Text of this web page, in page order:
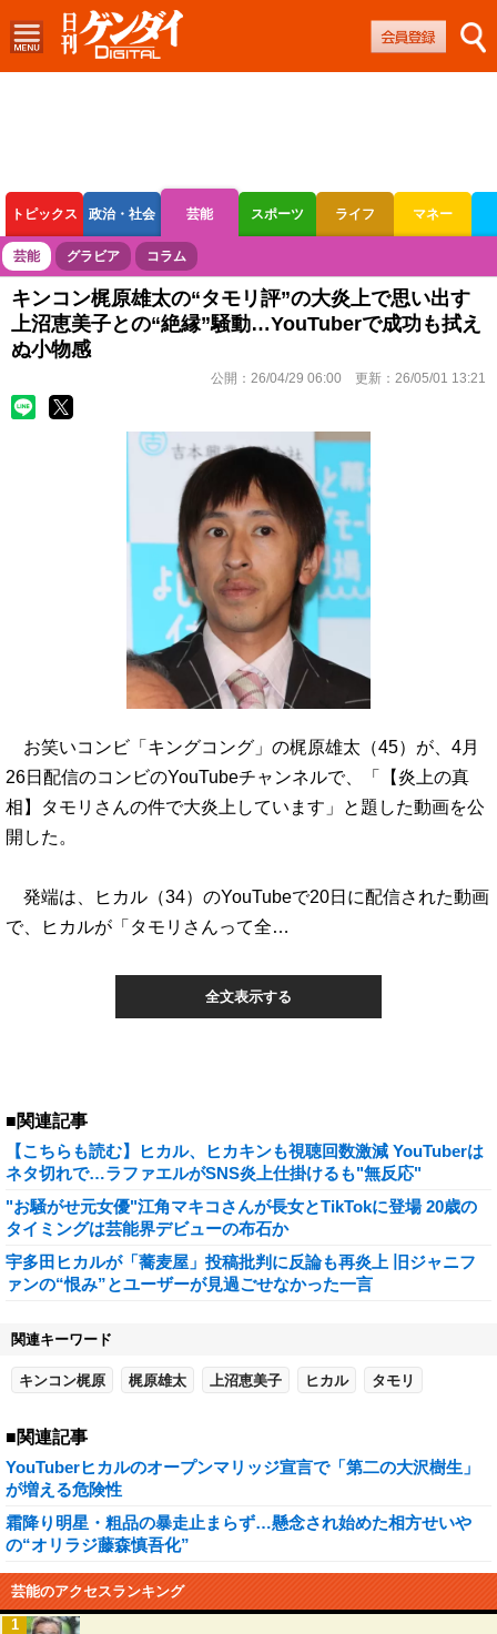
トピックス 政治・社会 芸能 スポーツ ライフ マネー
ボートレース 競輪 オートレース
芸能 グラビア コラム
キンコン梶原雄太の“タモリ評”の大炎上で思い出す
上沼恵美子との“絶縁”騒動…YouTuberで成功も拭え
ぬ小物感
公開： 26/04/29 06:00 更新： 26/05/01 13:21
お笑いコンビ「キングコング」の梶原雄太（45）が、4月
26日配信のコンビのYouTubeチャンネルで、「【炎上の真
相】タモリさんの件で大炎上しています」と題した動画を公
開した。
発端は、ヒカル（34）のYouTubeで20日に配信された動画
で、ヒカルが「タモリさんって全…
全文表示する
■関連記事
【こちらも読む】ヒカル、ヒカキンも視聴回数激減 YouTuberは
ネタ切れで…ラファエルがSNS炎上仕掛けるも"無反応"
"お騒がせ元女優"江角マキコさんが長女とTikTokに登場 20歳の
タイミングは芸能界デビューの布石か
宇多田ヒカルが「蕎麦屋」投稿批判に反論も再炎上 旧ジャニフ
ァンの“恨み”とユーザーが見過ごせなかった一言
関連キーワード
キンコン梶原 梶原雄太 上沼恵美子 ヒカル タモリ
■関連記事
YouTuberヒカルのオープンマリッジ宣言で「第二の大沢樹生」
が増える危険性
霜降り明星・粗品の暴走止まらず…懸念され始めた相方せいや
の“オリラジ藤森慎吾化”
芸能のアクセスランキング
1